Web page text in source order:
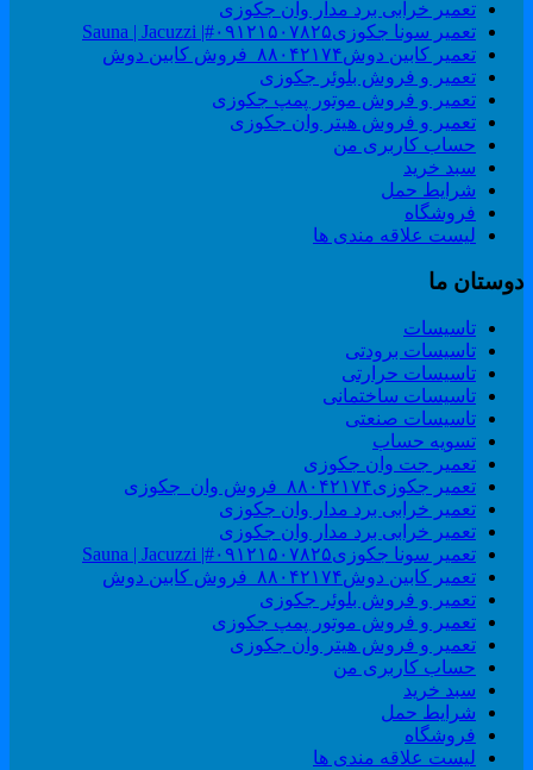
تعمیر خرابی برد مدار وان جکوزی
تعمیر سونا جکوزی۰۹۱۲۱۵۰۷۸۲۵#| Sauna | Jacuzzi
تعمیر کابین دوش۸۸۰۴۲۱۷۴_فروش کابین دوش
تعمیر و فروش بلوئر جکوزی
تعمیر و فروش موتور پمپ جکوزی
تعمیر و فروش هیتر وان جکوزی
حساب کاربری من
سبد خرید
شرایط حمل
فروشگاه
لیست علاقه مندی ها
ما
تاسیسات
تاسیسات برودتی
تاسیسات حرارتی
تاسیسات ساختمانی
تاسیسات صنعتی
تسویه حساب
تعمیر جت وان جکوزی
تعمیر جکوزی۸۸۰۴۲۱۷۴_فروش وان_جکوزی
تعمیر خرابی برد مدار وان جکوزی
تعمیر خرابی برد مدار وان جکوزی
تعمیر سونا جکوزی۰۹۱۲۱۵۰۷۸۲۵#| Sauna | Jacuzzi
تعمیر کابین دوش۸۸۰۴۲۱۷۴_فروش کابین دوش
تعمیر و فروش بلوئر جکوزی
تعمیر و فروش موتور پمپ جکوزی
تعمیر و فروش هیتر وان جکوزی
حساب کاربری من
سبد خرید
شرایط حمل
فروشگاه
لیست علاقه مندی ها